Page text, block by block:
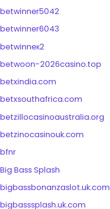
betwinner5042
betwinner6043
betwinneк2
betwoon-2026casino.top
betxindia.com
betxsouthafrica.com
betzillocasinoaustralia.org
betzinocasinouk.com
bfnr
Big Bass Splash
bigbassbonanzaslot.uk.com
bigbasssplash.uk.com